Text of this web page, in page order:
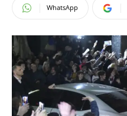
WhatsApp